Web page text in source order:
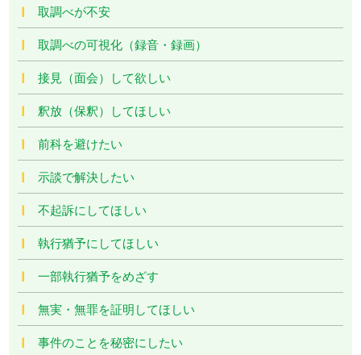
取調べが不安
取調べの可視化（録音・録画）
接見（面会）して欲しい
釈放（保釈）してほしい
前科を避けたい
示談で解決したい
不起訴にしてほしい
執行猶予にしてほしい
一部執行猶予をめざす
無実・無罪を証明してほしい
事件のことを秘密にしたい